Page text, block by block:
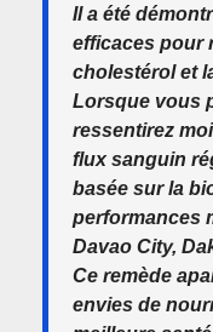
Il a été
efficaces pour
cholestérol et
Lorsque vous
ressentirez
flux sanguin
basée sur la
performances
Davao City,
Ce remède
envies de